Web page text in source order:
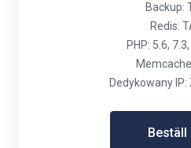
Backup:
Redis:
PHP: 5.6,
Dedykowany IP:
Beställ